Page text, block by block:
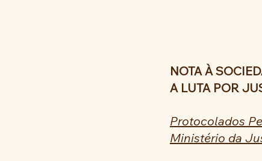
NOTA À
A LUTA POR
Protocolados
Ministério da